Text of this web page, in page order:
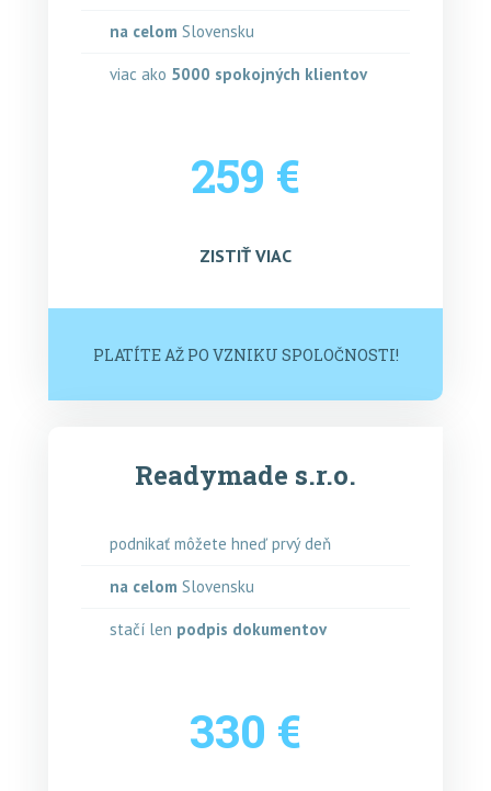
na celom Slovensku
viac ako 5000 spokojných klientov
259 €
ZISTIŤ VIAC
PLATÍTE AŽ PO VZNIKU SPOLOČNOSTI!
Readymade s.r.o.
podnikať môžete hneď prvý deň
na celom Slovensku
stačí len podpis dokumentov
330 €